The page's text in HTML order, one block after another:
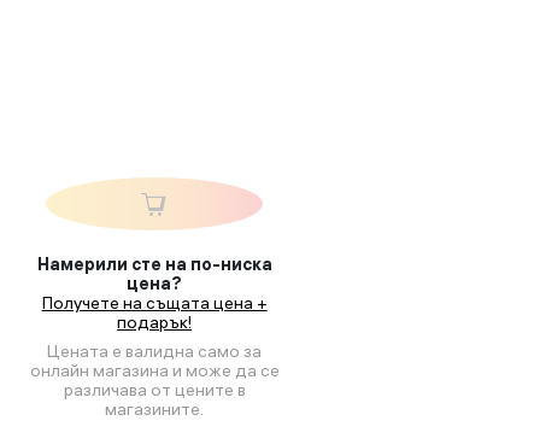
Намерили сте на по-ниска
цена?
Получете на същата цена +
подарък!
Цената е валидна само за
онлайн магазина и може да се
различава от цените в
магазините.